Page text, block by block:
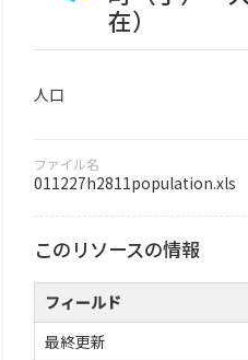
在）
人口
ファイル名
011227h2811population.xls
このリソースの情報
フィールド
最終更新